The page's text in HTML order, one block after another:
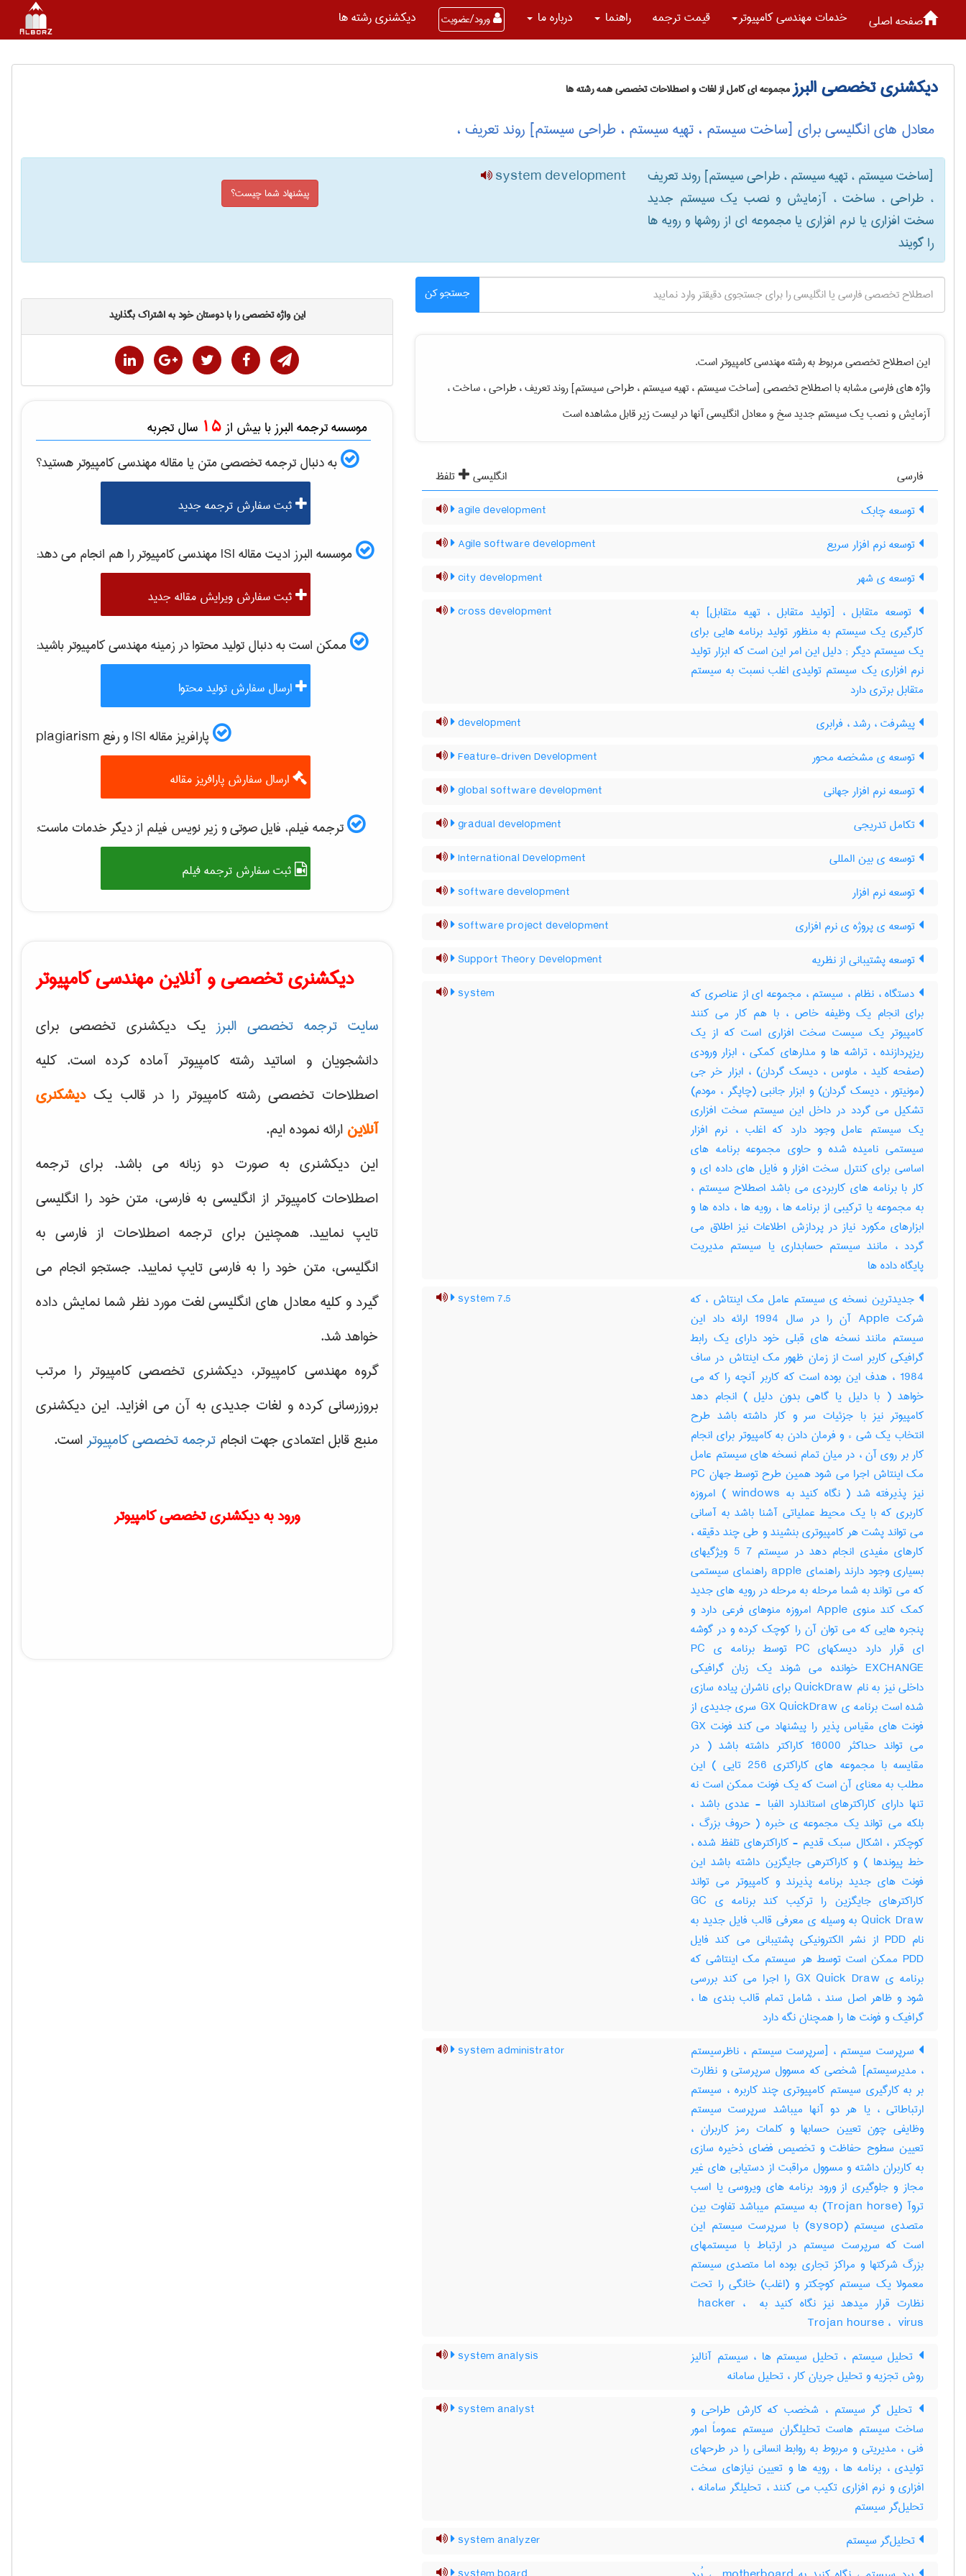
صفحه اصلی خدمات مهندسی كامپيوتر قیمت ترجمه راهنما درباره ما ورود/عضویت دیکشنری رشته ها
دیکشنری تخصصی البرزمجموعه ای کامل از لغات و اصطلاحات تخصصی همه رشته ها
معادل های انگلیسی برای [ساخت سیستم ، تهیه سیستم ، طراحی سیستم] روند تعریف ،
[ساخت سیستم ، تهیه سیستم ، طراحی سیستم] روند تعریف
، طراحی ، ساخت ، آزمایش و نصب یک سیستم جدید
سخت افزاری یا نرم افزاری یا مجموعه ای از روشها و رویه ها
را گویند
system development
پیشنهاد شما چیست؟
جستجو کن
این اصطلاح تخصصی مربوط به رشتهمهندسی كامپيوتراست.
واژه های فارسی مشابه با اصطلاح تخصصی [ساخت سیستم ، تهیه سیستم ، طراحی سیستم] روند تعریف ، طراحی ، ساخت ،
آزمایش و نصب یک سیستم جدید سخو معادل انگلیسی آنها در لیست زیر قابل مشاهده است
فارسی انگلیسی
تلفظ
توسعه چابک
agile development
توسعه نرم افزار سریع Agile software development
توسعه ی شهر city development
توسعه متقابل ، [تولید متقابل ، تهیه متقابل] به
کارگیری یک سیستم به منظور تولید برنامه هایی برای
یک سیستم دیگر‎ ; دلیل این امر این است که ابزار تولید
نرم افزاری یک سیستم تولیدی اغلب نسبت به سیستم
متقابل برتری دارد
cross development
پیشرفت ، رشد ، فرابری development
توسعه ی مشخصه محور Feature-driven Development
توسعه نرم افزار جهانی global software development
تکامل تدریجی gradual development
توسعه ی بین المللی International Development
توسعه نرم افزار software development
توسعه ی پروژه ی نرم افزاری software project development
توسعه پشتیبانی از نظریه Support Theory Development
دستگاه ، نظام ، سیستم ، مجموعه ای از عناصری که
برای انجام یک وظیفه خاص ، با هم کار می کنند
کامپیوتر یک سیست سخت افزاری است که از یک
ریزپردازنده ، تراشه ها و مدارهای کمکی ، ابزار ورودی
(صفحه کلید ، ماوس ، دیسک گردان) ، ابزار خر جی
(مونیتور ، دیسک گردان) و ابزار جانبی (چاپگر ، مودم)
تشکیل می گردد در داخل این سیستم سخت افزاری
یک سیستم عامل وجود دارد که اغلب ، نرم افزار
سیستمی نامیده شده و حاوی مجموعه برنامه های
اساسی برای کنترل سخت افزار و فایل های داده ای و
کار با برنامه های کاربردی می باشد اصطلاح سیستم ،
به مجموعه یا ترکیبی از برنامه ها ، رویه ها ، داده ها و
ابزارهای مکورد نیاز در پردازش اطلاعات نیز اطلاق می
گردد ، مانند سیستم حسابداری یا سیستم مدیریت
پایگاه داده ها
system
جدیدترین نسخه ی سیستم عامل مک اینتاش ، که
شرکت Apple آن را در سال 1994 ارائه داد این
سیستم مانند نسخه های قبلی خود دارای یک رابط
گرافیکی کاربر است از زمان ظهور مک اینتاش در ساف
1984 ، هدف این بوده است که کاربر آنچه را که می
خواهد ( با دلیل یا گاهی بدون دلیل ) انجام دهد
کامپیوتر نیز با جزئیات سر و کار داشته باشد طرح
انتخاب یک شی ء و فرمان دادن به کامپیوتر برای انجام
کار بر روی آن ، در میان تمام نسخه های سیستم عامل
مک اینتاش اجرا می شود همین طرح توسط جهان PC
نیز پذیرفته شد ( نگاه کنید به windows ) امروزه
کاربری که با یک محیط عملیاتی آشنا باشد به آسانی
می تواند پشت هر کامپیوتری بنشیند و طی چند دقیقه ،
کارهای مفیدی انجام دهد در سیستم 7 5 ویژگیهای
بسیاری وجود دارند راهنمای apple راهنمای سیستمی
که می تواند به شما مرحله به مرحله در رویه های جدید
کمک کند منوی Apple امروزه منوهای فرعی دارد و
پنجره هایی که می توان آن را کوچک کرده و در گوشه
ای قرار دارد دیسکهای PC توسط برنامه ی PC
EXCHANGE خوانده می شوند یک زبان گرافیکی
داخلی نیز به نام QuickDraw برای ناشران پیاده سازی
شده است برنامه ی GX QuickDraw سری جدیدی از
فونت های مقیاس پذیر را پیشنهاد می کند فونت GX
می تواند حداکثر 16000 کاراکتر داشته باشد ( در
مقایسه با مجموعه های کاراکتری 256 تایی ) این
مطلب به معنای آن است که یک فونت ممکن است نه
تنها دارای کاراکترهای استاندارد الفبا - عددی باشد ،
بلکه می تواند یک مجموعه ی خبره ( حروف بزرگ ،
کوچکتر ، اشکال سبک قدیم - کاراکترهای تلفظ شده ،
خط پیوندها ) و کاراکترهی جایگزین داشته باشد این
فونت های جدید برنامه پذیرند و کامپیوتر می تواند
کاراکترهای جایگزین را ترکیب کند برنامه ی GC
Quick Draw به وسیله ی معرفی قالب فایل جدید به
نام PDD از نشر الکترونیکی پشتیبانی می کند فایل
PDD ممکن است توسط هر سیستم مک اینتاشی که
برنامه ی GX Quick Draw را اجرا می کند بررسی
شود و ظاهر اصل سند ، شامل تمام قالب بندی ها ،
گرافیک و فونت ها را همچنان نگه دارد
system 7.5
سرپرست سیستم ، [سرپرست سیستم ، ناظرسیستم
، مدیرسیستم] شخصی که مسوول سرپرستی و نظارت
بر به کارگیری سیستم کامپیوتری چند کاربره ، سیستم
ارتباطاتی ، یا هر دو آنها میباشد سرپرست سیستم
وظایفی چون تعیین حسابها و کلمات رمز کاربران ،
تعیین سطوح حفاظت و تخصیص فضای ذخیره سازی
به کاربران داشته و مسوول مراقبت از دستیابی های غیر
مجاز و جلوگیری از ورود برنامه های ویروسی یا اسب
تروآ (‎Trojan horse) به سیستم میباشد تفاوت بین
متصدی سیستم (‎sysop) با سرپرست سیستم این
است که سرپرست سیستم در ارتباط با سیستمهای
بزرگ شرکتها و مراکز تجاری بوده اما متصدی سیستم
معمولا یک سیستم کوچکتر و (اغلب) خانگی را تحت
نظارت قرار میدهد نیز نگاه کنید به ‎ hacker ، ‎
Trojan hourse ، ‎ virus
system administrator
تحلیل سیستم ، تحلیل سیستم ها ، سیستم آنالیز
روش تجزیه و تحلیل جریان کار ، تحلیل سامانه
system analysis
تحلیل گر سیستم ، شخصب که کارش طراحی و
ساخت سیستم هاست تحلیلگران سیستم عموماً امور
فنی ، مدیریتی و مربوط به روابط انسانی را در طرحهای
تولیدی ، برنامه ها ، رویه ها و تعیین نیازهای سخت
افزاری و نرم افزاری تکیب می کنند ، تحلیلگر سامانه ،
تحلیل‌گر سیستم
system analyst
تحلیل‌گر سیستم system analyzer
این واژه تخصصی را با دوستان خود به اشتراک بگذارید
موسسه ترجمه البرز با بیش از 15 سال تجربه
به دنبال ترجمه تخصصی متن یا مقالهمهندسی كامپيوترهستید؟
ثبت سفارش ترجمه جدید
موسسه البرز ادیت مقاله ISI مهندسی كامپيوتررا هم انجام می دهد:
ثبت سفارش ویرایش مقاله جدید
ممکن است به دنبال تولید محتوا در زمینهمهندسی كامپيوترباشید:
ارسال سفارش تولید محتوا
پارافریز مقاله ISI و رفع plagiarism
ارسال سفارش پارافریز مقاله
ترجمه فیلم، فایل صوتی و زیر نویس فیلم از دیگر خدمات ماست:
ثبت سفارش ترجمه فیلم
دیکشنری تخصصی و آنلاین مهندسی کامپیوتر
سایت ترجمه تخصصی البرزیک دیکشنری تخصصی برای
دانشجویان و اساتید رشته کامپیوتر آماده کرده است. کلیه
اصطلاحات تخصصی رشته کامپیوتر را در قالب یکدیشکنری
آنلاین ارائه نموده ایم.
این دیکشنری به صورت دو زبانه می باشد. برای ترجمه
اصطلاحات کامپیوتر از انگلیسی به فارسی، متن خود را انگلیسی
تایپ نمایید. همچنین برای ترجمه اصطلاحات از فارسی به
انگلیسی، متن خود را به فارسی تایپ نمایید. جستجو انجام می
گیرد و کلیه معادل های انگلیسی لغت مورد نظر شما نمایش داده
خواهد شد.
گروه مهندسی کامپیوتر، دیکشنری تخصصی کامپیوتر را مرتب
بروزرسانی کرده و لغات جدیدی به آن می افزاید. این دیکشنری
منبع قابل اعتمادی جهت انجام ترجمه تخصصی کامپیوتراست.
ورود به دیکشنری تخصصی کامپیوتر